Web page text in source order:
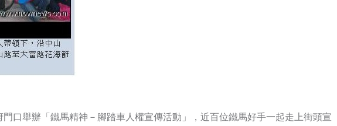
舉辦「鐵馬精神－腳踏車人權宣傳活動」，近百位鐵馬好手一起走上街頭宣